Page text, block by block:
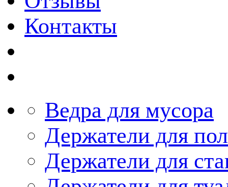
Контакты
Ведра для мусора
Держатели для
Держатели для